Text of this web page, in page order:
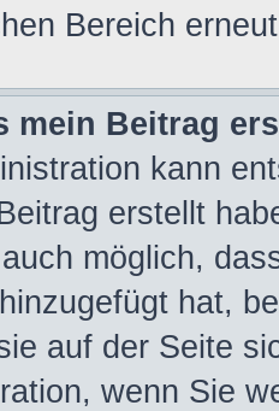
Bereich
mein Beitrag
kann
erstellt
möglich,
hat,
auf der Seite
wenn Sie